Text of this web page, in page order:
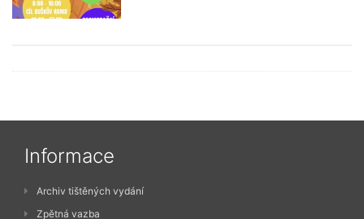
Informace
Archiv tištěných vydání
Zpětná vazba